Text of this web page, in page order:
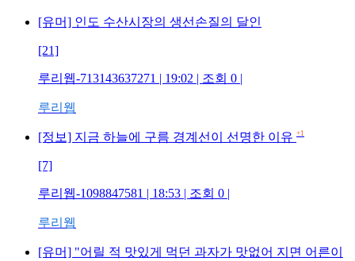
[유머] 인도 수산시장의 생선손질의 달인
[21]
루리웹-713143637271 | 19:02 | 조회 0 |
루리웹
[정보] 지금 하늘에 구름 경계선이 선명한 이유 +1
[7]
루리웹-1098847581 | 18:53 | 조회 0 |
루리웹
[유머] "어릴 적 맛있게 먹던 과자가 맛없어 지면 어른이